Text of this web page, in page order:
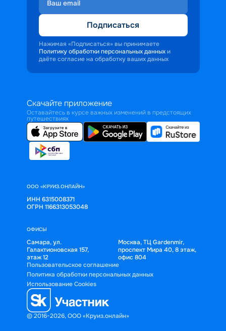
Подписаться
Нажимая «Подписаться» вы принимаете
Политику обработки персональных данных и
даёте согласие на обработку ваших данных
Скачайте приложение
Оставайтесь в курсе важных изменений в предстоящих
путешествиях
ООО «КРУИЗ.ОНЛАЙН»
ИНН 6315008371
ОГРН 1166313053048
ОФИСЫ
Самара, ул.
Галактионовская 157,
этаж 12
Москва, ТЦ Gardenmir,
проспект Мира 40, 8 этаж,
офис 804
© 2016-2026, ООО «Круиз.онлайн»
Пользовательское соглашение
Политика обработки персональных данных
Использование Cookies